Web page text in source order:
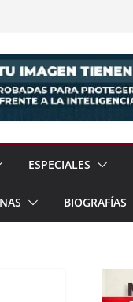
ESPECIALES
BIOGRAFÍAS